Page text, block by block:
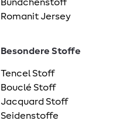
Bündchenstoff
Romanit Jersey
Besondere Stoffe
Tencel Stoff
Bouclé Stoff
Jacquard Stoff
Seidenstoffe